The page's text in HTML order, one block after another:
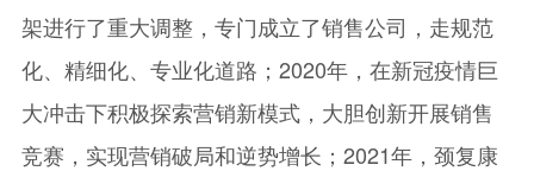
架进行了重大调整，专门成立了销售公司，走规范
化、精细化、专业化道路；2020年，在新冠疫情巨
大冲击下积极探索营销新模式，大胆创新开展销售
竞赛，实现营销破局和逆势增长；2021年，颈复康